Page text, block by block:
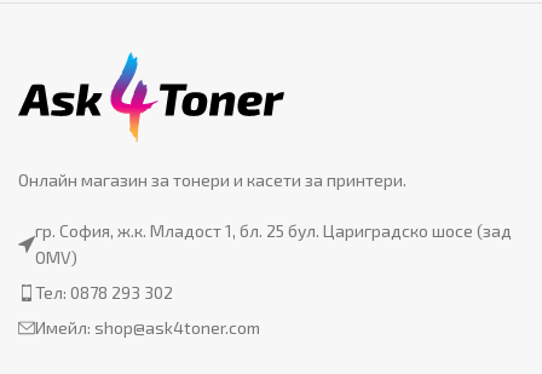
Онлайн магазин за тонери и касети за принтери.
гр. София, ж.к. Младост 1, бл. 25 бул. Цариградско шосе (зад
OMV)
Тел: 0878 293 302
Имейл: shop@ask4toner.com